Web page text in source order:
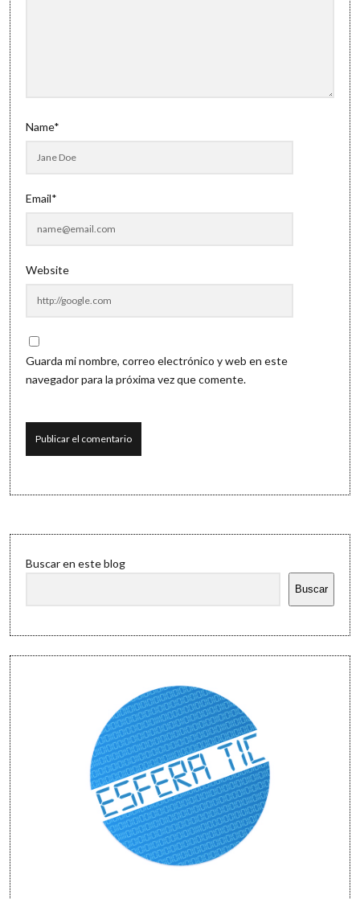
Name*
Email*
Website
Guarda mi nombre, correo electrónico y web en este
navegador para la próxima vez que comente.
Sidebar
Buscar en este blog
Buscar